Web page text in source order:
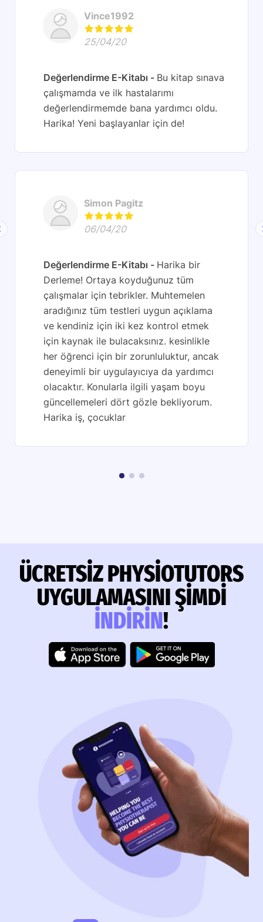
Vince1992
25/04/20
Değerlendirme E-Kitabı
Bu kitap sınava
çalışmamda ve ilk hastalarımı
değerlendirmemde bana yardımcı oldu.
Harika! Yeni başlayanlar için de!
Simon Pagitz
06/04/20
Değerlendirme E-Kitabı
Harika bir
Derleme! Ortaya koyduğunuz tüm
çalışmalar için tebrikler. Muhtemelen
aradığınız tüm testleri uygun açıklama
ve kendiniz için iki kez kontrol etmek
için kaynak ile bulacaksınız. kesinlikle
her öğrenci için bir zorunluluktur, ancak
deneyimli bir uygulayıcıya da yardımcı
olacaktır. Konularla ilgili yaşam boyu
güncellemeleri dört gözle bekliyorum.
Harika iş, çocuklar
ÜCRETSIZ PHYSIOTUTORS
UYGULAMASINI ŞIMDI
INDIRIN!